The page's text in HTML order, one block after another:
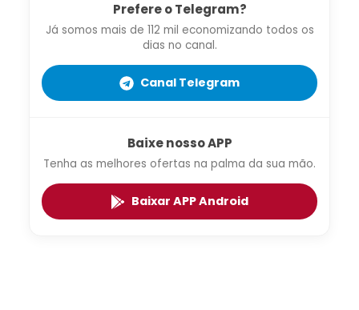
Prefere o Telegram?
Já somos mais de 112 mil economizando todos os
dias no canal.
Canal Telegram
Baixe nosso APP
Tenha as melhores ofertas na palma da sua mão.
Baixar APP Android